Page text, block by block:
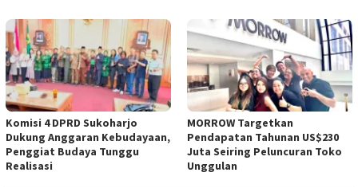
Komisi 4 DPRD Sukoharjo
Dukung Anggaran Kebudayaan,
Penggiat Budaya Tunggu
Realisasi
MORROW Targetkan
Pendapatan Tahunan US$230
Juta Seiring Peluncuran Toko
Unggulan